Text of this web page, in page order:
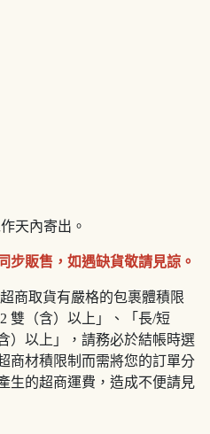
天內寄出。
步販售，如遇缺貨敬請見諒。
商取貨有嚴格的包裹體積限
雙（含）以上」、「長/短
）以上」，請務必於結帳時選
商材積限制而需將您的訂單分
生的超商運費，造成不便請見